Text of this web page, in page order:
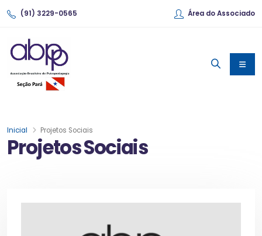
(91) 3229-0565 Área do Associado
Projetos Sociais
Inicial Projetos Sociais